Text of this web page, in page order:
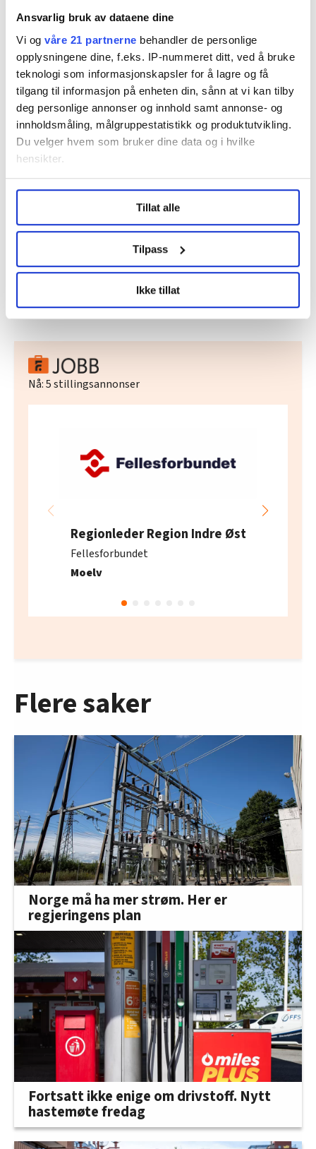
Ansvarlig bruk av dataene dine
Vi og våre 21 partnerne behandler de personlige
opplysningene dine, f.eks. IP-nummeret ditt, ved å bruke
teknologi som informasjonskapsler for å lagre og få
tilgang til informasjon på enheten din, sånn at vi kan tilby
deg personlige annonser og innhold samt annonse- og
innholdsmåling, målgruppestatistikk og produktutvikling.
Du velger hvem som bruker dine data og i hvilke
hensikter.
Undermer infokan du lese om hvordan dine personlige
data behandles og hvordan du kan velge hvordan de skal
brukes. Du kan hele tiden endre eller trekke tilbake ditt
samtykke fra erklæringen om informasjonskapsler.
LO Medias publikasjoner frifagbevegelse.no, hk-nytt.no
og fontene.no bruker informasjonskapsler (cookies) for å
lære hvordan våre nettsider blir brukt slik at vi tilby
statistikk.
Vi deler bare informasjon om hvordan du bruker
nettstedet med LO Medias egne samarbeidspartnere
Tillat alle
Tilpass
Ikke tillat
KRAFTSELSKAPENE: Strøm er blant årsakene til utfall i Telenors
mobilnett, ifølge Ingeborg Øfsthus.
Leif Martin Kirknes
Nyheter
Nå:5stillingsannonser
Regionleder Region Indre Øst
Fellesforbundet
Moelv
Flere saker
Norge må ha mer strøm. Her er
regjeringens plan
Fortsatt ikke enige om drivstoff. Nytt
hastemøte fredag